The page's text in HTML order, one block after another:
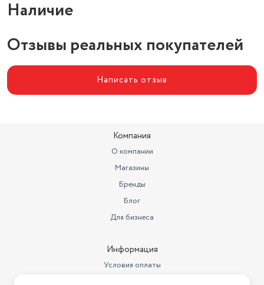
Радиус действия
беспроводной связи
Встроенные опции
колесо прокрутки
Наличие
Отзывы реальных покупателей
Написать отзыв
Компания
О компании
Магазины
Бренды
Блог
Для бизнеса
Информация
Условия оплаты